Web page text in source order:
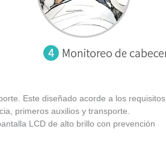
Este diseñado acorde a los requisitos
primeros auxilios y transporte.
LCD de alto brillo con prevención